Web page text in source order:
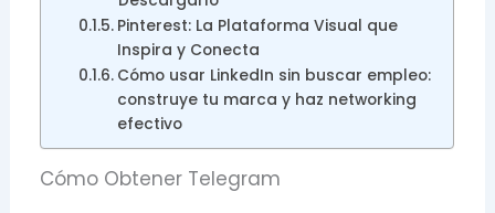
Pinterest: La Plataforma Visual que
Inspira y Conecta
Cómo usar LinkedIn sin buscar empleo:
construye tu marca y haz networking
efectivo
Cómo Obtener Telegram